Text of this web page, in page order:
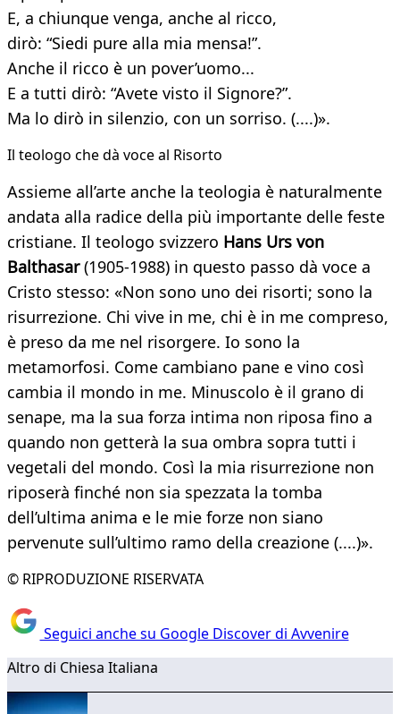
E, a chiunque venga, anche al ricco,
dirò: “Siedi pure alla mia mensa!”.
Anche il ricco è un pover’uomo...
E a tutti dirò: “Avete visto il Signore?”.
Ma lo dirò in silenzio, con un sorriso. (....)».
Il teologo che dà voce al Risorto
Assieme all’arte anche la teologia è naturalmente
andata alla radice della più importante delle feste
cristiane. Il teologo svizzero Hans Urs von
Balthasar(1905-1988) in questo passo dà voce a
Cristo stesso: «Non sono uno dei risorti; sono la
risurrezione. Chi vive in me, chi è in me compreso,
è preso da me nel risorgere. Io sono la
metamorfosi. Come cambiano pane e vino così
cambia il mondo in me. Minuscolo è il grano di
senape, ma la sua forza intima non riposa fino a
quando non getterà la sua ombra sopra tutti i
vegetali del mondo. Così la mia risurrezione non
riposerà finché non sia spezzata la tomba
dell’ultima anima e le mie forze non siano
pervenute sull’ultimo ramo della creazione (....)».
© RIPRODUZIONE RISERVATA
Seguici anche su Google Discover di Avvenire
Altro di Chiesa Italiana